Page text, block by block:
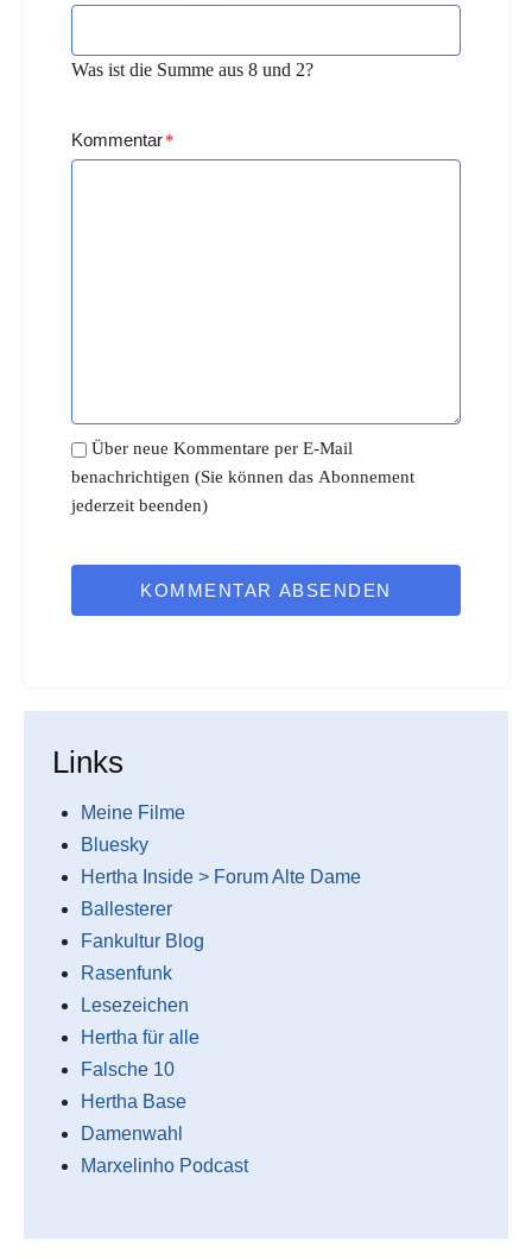
Was ist die Summe aus 8 und 2?
Kommentar*
Über neue Kommentare per E-Mail
benachrichtigen (Sie können das Abonnement
jederzeit beenden)
KOMMENTAR ABSENDEN
Links
Meine Filme
Bluesky
Hertha Inside > Forum Alte Dame
Ballesterer
Fankultur Blog
Rasenfunk
Lesezeichen
Hertha für alle
Falsche 10
Hertha Base
Damenwahl
Marxelinho Podcast